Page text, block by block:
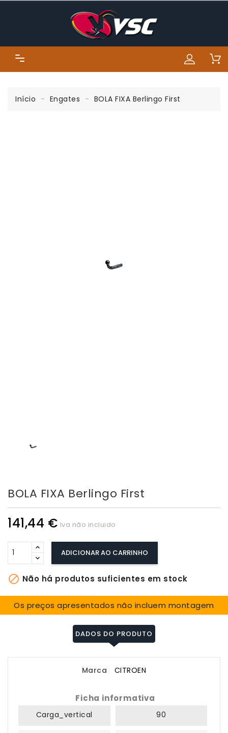
Início Engates BOLA FIXA Berlingo First
BOLA FIXA Berlingo First
141,44 € Iva não incluido
ADICIONAR AO CARRINHO
 Não há produtos suficientes em stock
Os preços apresentados não incluem montagem
DADOS DO PRODUTO
Marca CITROEN
Ficha informativa
Carga_vertical 90